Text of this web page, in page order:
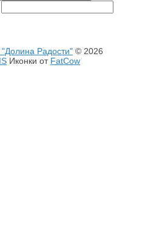
"Долина Радости" © 2026
Иконки от FatCow